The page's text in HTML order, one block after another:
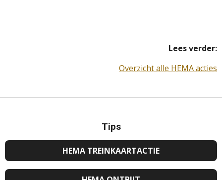
Lees verder:
Overzicht alle HEMA acties
Tips
HEMA TREINKAARTACTIE